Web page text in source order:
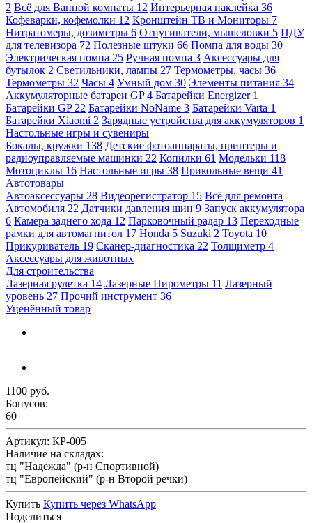
2 Всё для Ванной комнаты 12 Интерьерная наклейка 36
Кофеварки, кофемолки 12 Кронштейн ТВ и Мониторы 7
Нитратомеры, дозиметры 6 Отпугиватели, мышеловки 5 ПДУ
для телевизора 72 Полезные штуки 66 Помпа для воды 30
Электрическая помпа 25 Ручная помпа 3 Аксессуары для
бутылок 2 Светильники, лампы 27 Термометры, часы 36
Термометры 32 Часы 4 Умный дом 30 Элементы питания 34
Аккумуляторные батареи GP4 Батарейки Energizer 1
Батарейки GP 22 Батарейки NoName 3 Батарейки Varta 1
Батарейки Xiaomi 2 Зарядные устройства для аккумуляторов 1
Настольные игры и сувениры
Бокалы, кружки 138 Детские фотоаппараты, принтеры и
радиоуправляемые машинки 22 Копилки 61 Модельки 118
Мотоциклы 16 Настольные игры 38 Прикольные вещи 41
Автотовары
Автоаксессуары 28 Видеорегистратор 15 Всё для ремонта
Автомобиля 22 Датчики давления шин 9 Запуск аккумулятора
6 Камера заднего хода 12 Парковочный радар 13 Переходные
рамки для автомагнитол 17 Honda 5 Suzuki 2 Toyota 10
Прикуриватель 19 Сканер-диагностика 22 Толщиметр 4
Аксессуары для животных
Для строительства
Лазерная рулетка 14 Лазерные Пирометры 11 Лазерный
уровень 27 Прочий инструмент 36
Уценённый товар
1100 руб.
Бонусов:
60
Артикул: КР-005
Наличие на складах:
тц "Надежда" (р-н Спортивной)
тц "Европейский" (р-н Второй речки)
Купить Купить через WhatsApp
Поделиться